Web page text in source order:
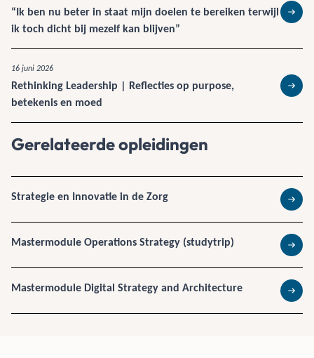
“Ik ben nu beter in staat mijn doelen te bereiken terwijl
ik toch dicht bij mezelf kan blijven”
Lees
16 juni 2026
Rethinking Leadership | Reflecties op purpose,
betekenis en moed
Lees
Gerelateerde opleidingen
Strategie en Innovatie in de Zorg
Lees
Mastermodule Operations Strategy (studytrip)
Lees
Mastermodule Digital Strategy and Architecture
Lees